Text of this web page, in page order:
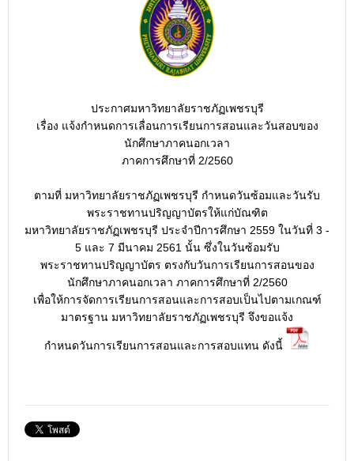
ประกาศมหาวิทยาลัยราชภัฏเพชรบุรี
เรื่อง แจ้งกำหนดการเลื่อนการเรียนการสอนและวันสอบของ
นักศึกษาภาคนอกเวลา
ภาคการศึกษาที่ 2/2560
ตามที่ มหาวิทยาลัยราชภัฏเพชรบุรี กำหนดวันซ้อมและวันรับ
พระราชทานปริญญาบัตรให้แก่บัณฑิต
มหาวิทยาลัยราชภัฏเพชรบุรี ประจำปีการศึกษา 2559 ในวันที่ 3 -
5 และ 7 มีนาคม 2561 นั้น ซึ่งในวันซ้อมรับ
พระราชทานปริญญาบัตร ตรงกับวันการเรียนการสอนของ
นักศึกษาภาคนอกเวลา ภาคการศึกษาที่ 2/2560
เพื่อให้การจัดการเรียนการสอนและการสอบเป็นไปตามเกณฑ์
มาตรฐาน มหาวิทยาลัยราชภัฏเพชรบุรี จึงขอแจ้ง
กำหนดวันการเรียนการสอนและการสอบแทน ดังนี้